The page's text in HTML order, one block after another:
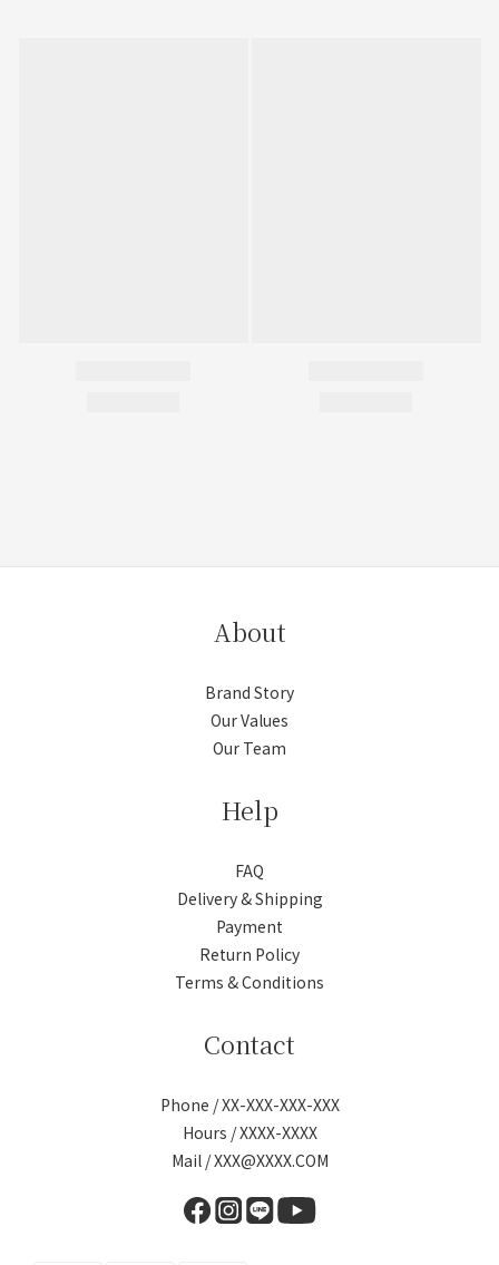
About
Brand Story
Our Values
Our Team
Help
FAQ
Delivery & Shipping
Payment
Return Policy
Terms & Conditions
Contact
Phone / XX-XXX-XXX-XXX
Hours / XXXX-XXXX
Mail / XXX@XXXX.COM